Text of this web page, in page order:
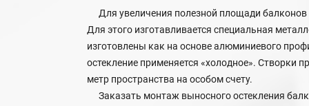
Для увеличения полезной площади
Для этого изготавливается специальная
изготовлены как на основе алюминиевого
остекление применяется «холодное». Створки
метр пространства на особом счету.
Заказать монтаж выносного остекления